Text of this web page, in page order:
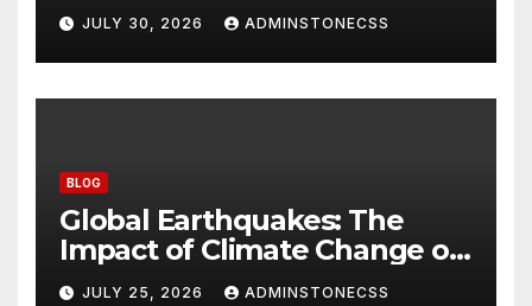
JULY 30, 2026 ADMINSTONECSS
BLOG
Global Earthquakes: The
Impact of Climate Change on
Seismic Activity
JULY 25, 2026 ADMINSTONECSS